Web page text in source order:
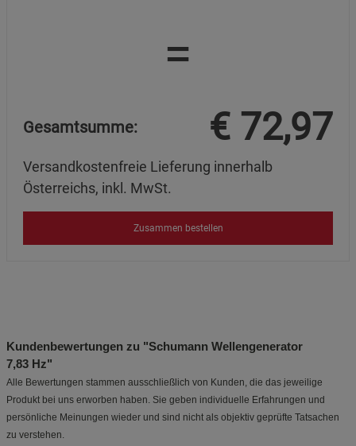
=
Gesamtsumme: € 72,97
Versandkostenfreie Lieferung innerhalb
Österreichs, inkl. MwSt.
Zusammen bestellen
Kundenbewertungen zu "Schumann Wellengenerator
7,83 Hz"
Alle Bewertungen stammen ausschließlich von Kunden, die das jeweilige
Produkt bei uns erworben haben. Sie geben individuelle Erfahrungen und
persönliche Meinungen wieder und sind nicht als objektiv geprüfte Tatsachen
zu verstehen.